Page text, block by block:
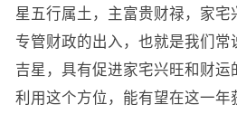
星五行属土，主富贵财禄，家宅
专管财政的出入，也就是我们常
吉星，具有促进家宅兴旺和财运
利用这个方位，能有望在这一年